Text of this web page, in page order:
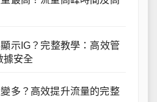
示IG？完整教學：高效管
據安全
多？高效提升流量的完整